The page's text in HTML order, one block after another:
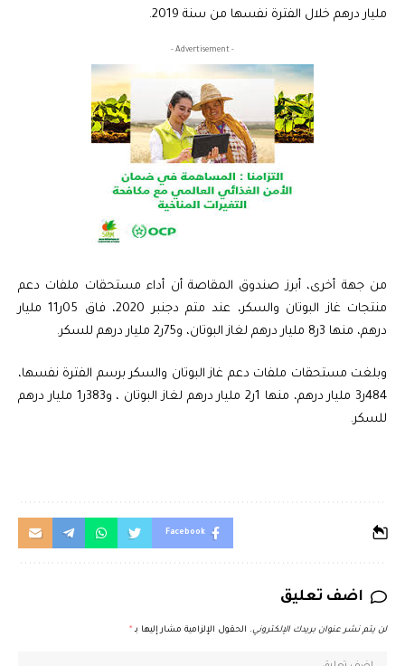
مليار درهم خلال الفترة نفسها من سنة 2019.
- Advertisement -
من جهة أخرى، أبرز صندوق المقاصة أن أداء مستحقات ملفات دعم
منتجات غاز البوتان والسكر، عند متم دجنبر 2020، فاق 05ر11 مليار
درهم، منها 3ر8 مليار درهم لغاز البوتان، و75ر2 مليار درهم للسكر.
وبلغت مستحقات ملفات دعم غاز البوتان والسكر برسم الفترة نفسها،
484ر3 مليار درهم، منها 1ر2 مليار درهم لغاز البوتان ، و383ر1 مليار درهم
للسكر.
Facebook
اضف تعليق
لن يتم نشر عنوان بريدك الإلكتروني. الحقول الإلزامية مشار إليها بـ *